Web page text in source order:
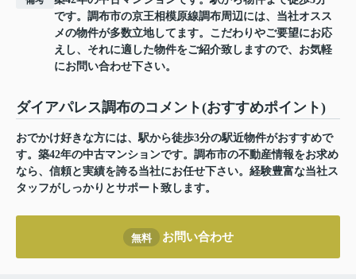
です。調布市の京王相模原線調布周辺には、当社オスス
メの物件が多数立地してます。こだわりやご要望にお応
えし、それに適した物件をご紹介致しますので、お気軽
にお問い合わせ下さい。
ダイアパレス調布のコメント(おすすめポイント)
おでかけ好きな方には、駅から徒歩3分の駅近物件がおすすめで
す。築42年の中古マンションです。調布市の不動産情報をお求め
なら、信頼と実績を誇る当社にお任せ下さい。経験豊富な当社ス
タッフがしっかりとサポート致します。
無料 お問い合わせ